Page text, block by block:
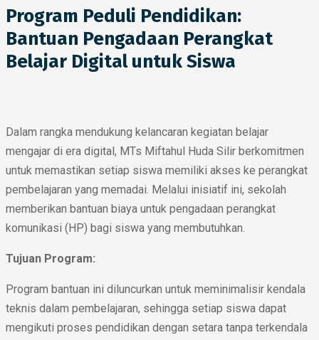
Program Peduli Pendidikan:
Bantuan Pengadaan Perangkat
Belajar Digital untuk Siswa
Dalam rangka mendukung kelancaran kegiatan belajar
mengajar di era digital, MTs Miftahul Huda Silir berkomitmen
untuk memastikan setiap siswa memiliki akses ke perangkat
pembelajaran yang memadai. Melalui inisiatif ini, sekolah
memberikan bantuan biaya untuk pengadaan perangkat
komunikasi (HP) bagi siswa yang membutuhkan.
Tujuan Program:
Program bantuan ini diluncurkan untuk meminimalisir kendala
teknis dalam pembelajaran, sehingga setiap siswa dapat
mengikuti proses pendidikan dengan setara tanpa terkendala